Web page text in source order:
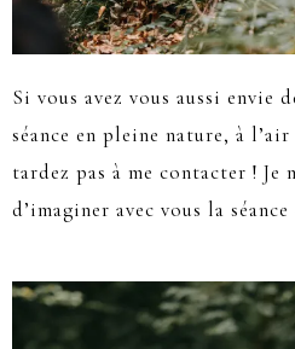
Si vous avez vous aussi envie
séance en pleine nature, à
tardez pas à me contacter !
d’imaginer avec vous la